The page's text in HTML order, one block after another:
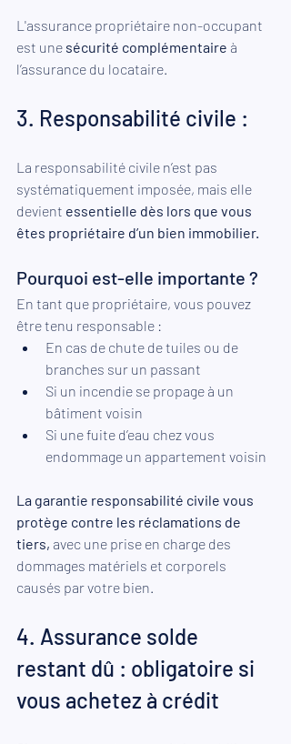
L'assurance propriétaire non-occupant
est une sécurité complémentaire à
l’assurance du locataire.
3. Responsabilité civile :
La responsabilité civile n’est pas
systématiquement imposée, mais elle
devient essentielle dès lors que vous
êtes propriétaire d’un bien immobilier.
Pourquoi est-elle importante ?
En tant que propriétaire, vous pouvez
être tenu responsable :
En cas de chute de tuiles ou de
branches sur un passant
Si un incendie se propage à un
bâtiment voisin
Si une fuite d’eau chez vous
endommage un appartement voisin
La garantie responsabilité civile vous
protège contre les réclamations de
tiers, avec une prise en charge des
dommages matériels et corporels
causés par votre bien.
4. Assurance solde
restant dû : obligatoire si
vous achetez à crédit